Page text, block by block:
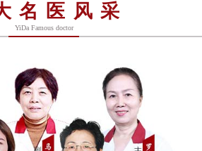
名医风采
YiDa Famous doctor